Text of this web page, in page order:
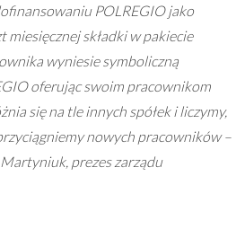
POLREGIO jako
miesięcznej składki w pakiecie
wyniesie symboliczną
oferując swoim pracownikom
się na tle innych spółek i liczymy,
nowych pracowników –
prezes zarządu